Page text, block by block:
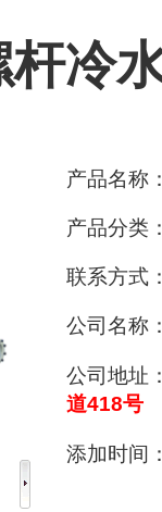
冷
产品名称
产品分类
联系方式
公司名称
公司地址
道418号
添加时间